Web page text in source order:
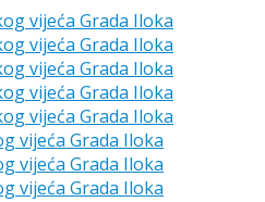
vijeća Grada Iloka
vijeća Grada Iloka
vijeća Grada Iloka
vijeća Grada Iloka
vijeća Grada Iloka
vijeća Grada Iloka
vijeća Grada Iloka
vijeća Grada Iloka